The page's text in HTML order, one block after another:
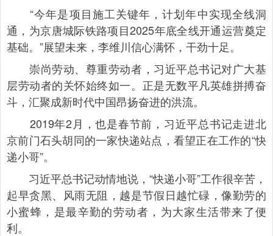
“今年是项目施工关键年，计划年中实现全线洞
通，为京唐城际铁路项目2025年底全线开通运营奠定
基础。”展望未来，李维川信心满怀，干劲十足。
崇尚劳动、尊重劳动者，习近平总书记对广大基
层劳动者的关怀始终如一。正是无数平凡英雄拼搏奋
斗，汇聚成新时代中国昂扬奋进的洪流。
2019年2月，也是春节前，习近平总书记走进北
京前门石头胡同的一家快递站点，看望正在工作的“快
递小哥”。
习近平总书记动情地说，“快递小哥”工作很辛苦，
起早贪黑、风雨无阻，越是节假日越忙碌，像勤劳的
小蜜蜂，是最辛勤的劳动者，为大家生活带来了便
利。